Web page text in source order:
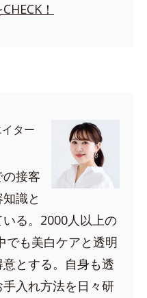
！
ター
接客
識と
る。2000人以上の
でも美白ケアと透明
とする。自身も透
入れ方法を日々研